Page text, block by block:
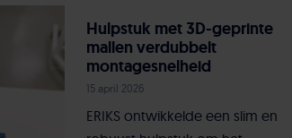
Hulpstuk met 3D-geprinte
mallen verdubbelt
montagesnelheid
15 april 2026
ERIKS ontwikkelde een slim en